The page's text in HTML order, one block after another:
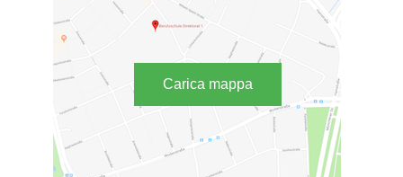
Carica mappa